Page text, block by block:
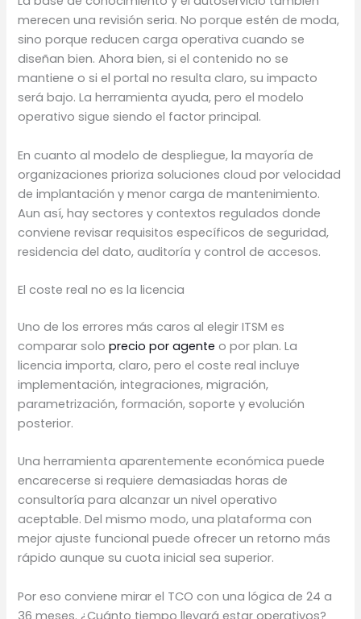
merecen una revisión seria. No porque estén de moda,
sino porque reducen carga operativa cuando se
diseñan bien. Ahora bien, si el contenido no se
mantiene o si el portal no resulta claro, su impacto
será bajo. La herramienta ayuda, pero el modelo
operativo sigue siendo el factor principal.
En cuanto al modelo de despliegue, la mayoría de
organizaciones prioriza soluciones cloud por velocidad
de implantación y menor carga de mantenimiento.
Aun así, hay sectores y contextos regulados donde
conviene revisar requisitos específicos de seguridad,
residencia del dato, auditoría y control de accesos.
El coste real no es la licencia
Uno de los errores más caros al elegir ITSM es
comparar soloprecio por agente o por plan. La
licencia importa, claro, pero el coste real incluye
implementación, integraciones, migración,
parametrización, formación, soporte y evolución
posterior.
Una herramienta aparentemente económica puede
encarecerse si requiere demasiadas horas de
consultoría para alcanzar un nivel operativo
aceptable. Del mismo modo, una plataforma con
mejor ajuste funcional puede ofrecer un retorno más
rápido aunque su cuota inicial sea superior.
Por eso conviene mirar el TCO con una lógica de 24 a
36 meses. ¿Cuánto tiempo llevará estar operativos?